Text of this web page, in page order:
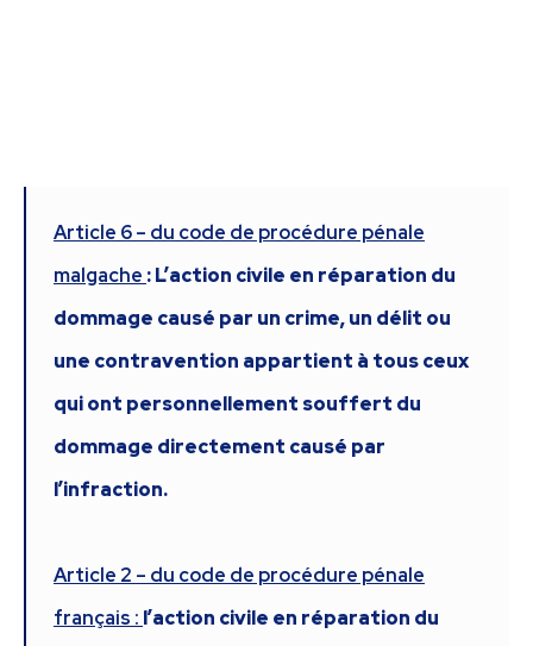
Article 6 – du code de procédure pénale
malgache : L’action civile en réparation du
dommage causé par un crime, un délit ou
une contravention appartient à tous ceux
qui ont personnellement souffert du
dommage directement causé par
l’infraction.
Article 2 – du code de procédure pénale
français : l’action civile en réparation du